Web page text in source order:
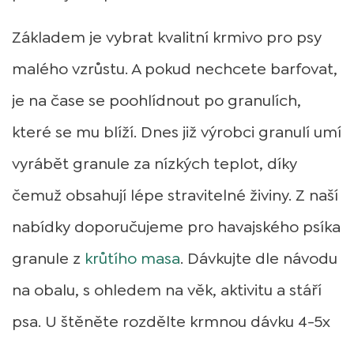
Základem je vybrat kvalitní krmivo pro psy
malého vzrůstu. A pokud nechcete barfovat,
je na čase se poohlídnout po granulích,
které se mu blíží. Dnes již výrobci granulí umí
vyrábět granule za nízkých teplot, díky
čemuž obsahují lépe stravitelné živiny. Z naší
nabídky doporučujeme pro havajského psíka
granule z krůtího masa. Dávkujte dle návodu
na obalu, s ohledem na věk, aktivitu a stáří
psa. U štěněte rozdělte krmnou dávku 4-5x